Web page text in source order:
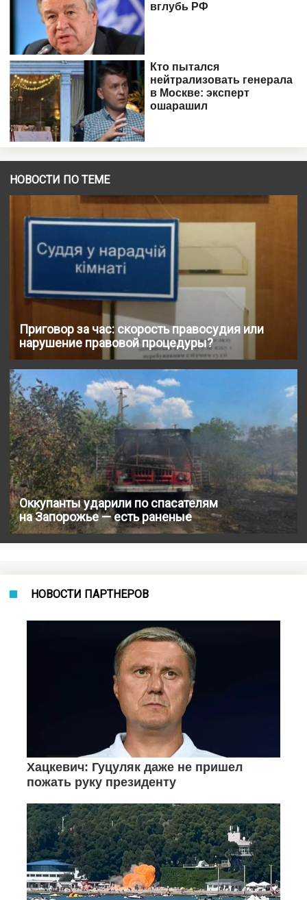
НОВОСТИ ПО ТЕМЕ
Приговор за час: скорость правосудия или
нарушение правовой процедуры?
Оккупанты ударили по спасателям
на Запорожье — есть раненые
НОВОСТИ ПАРТНЕРОВ